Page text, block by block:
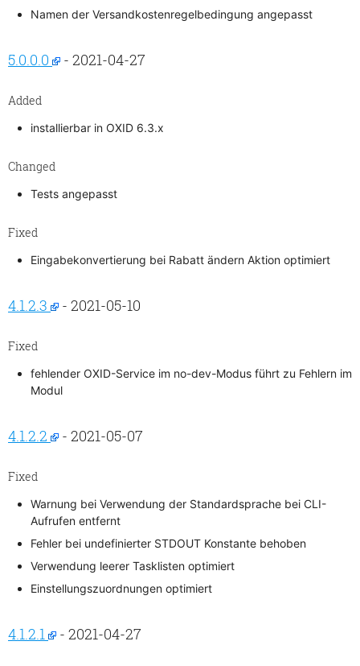
Namen der Versandkostenregelbedingung angepasst
5.0.0.0 - 2021-04-27
Added
installierbar in OXID 6.3.x
Changed
Tests angepasst
Fixed
Eingabekonvertierung bei Rabatt ändern Aktion optimiert
4.1.2.3 - 2021-05-10
Fixed
fehlender OXID-Service im no-dev-Modus führt zu Fehlern im
Modul
4.1.2.2 - 2021-05-07
Fixed
Warnung bei Verwendung der Standardsprache bei CLI-
Aufrufen entfernt
Fehler bei undefinierter STDOUT Konstante behoben
Verwendung leerer Tasklisten optimiert
Einstellungszuordnungen optimiert
4.1.2.1 - 2021-04-27